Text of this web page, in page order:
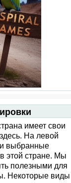
имеет свои
На левой
выбранные
этой стране. Мы
полезными для
Некоторые виды